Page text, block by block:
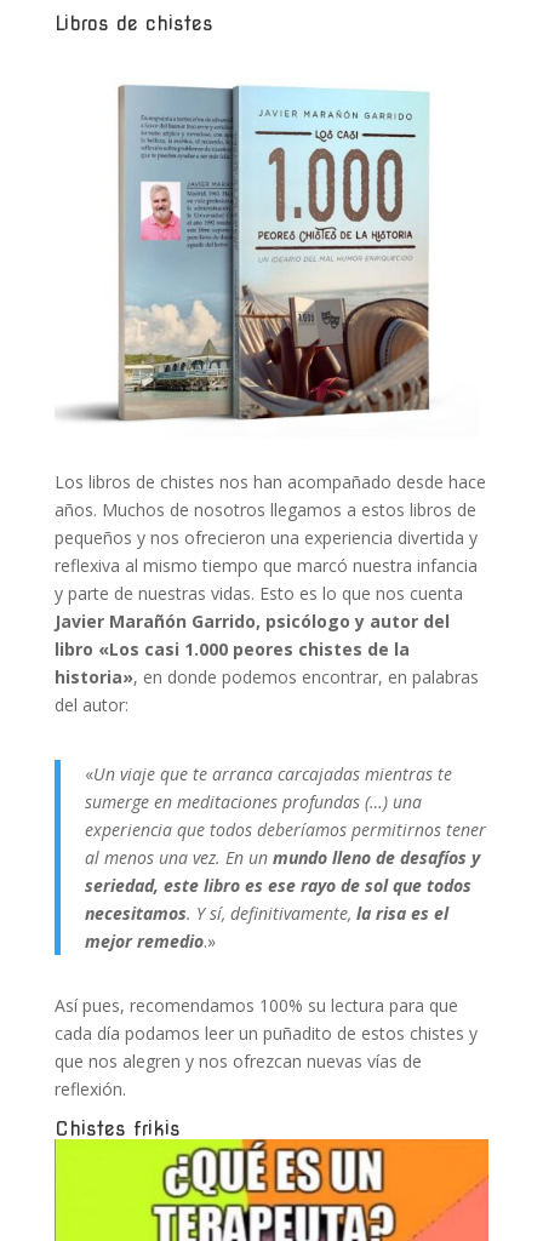
Libros de chistes
Los libros de chistes nos han acompañado desde hace
años. Muchos de nosotros llegamos a estos libros de
pequeños y nos ofrecieron una experiencia divertida y
reflexiva al mismo tiempo que marcó nuestra infancia
y parte de nuestras vidas. Esto es lo que nos cuenta
Javier Marañón Garrido, psicólogo y autor del
libro «Los casi 1.000 peores chistes de la
historia», en donde podemos encontrar, en palabras
del autor:
«Un viaje que te arranca carcajadas mientras te
sumerge en meditaciones profundas (…) una
experiencia que todos deberíamos permitirnos tener
al menos una vez. En un mundo lleno de desafíos y
seriedad, este libro es ese rayo de sol que todos
necesitamos. Y sí, definitivamente, la risa es el
mejor remedio.»
Así pues, recomendamos 100% su lectura para que
cada día podamos leer un puñadito de estos chistes y
que nos alegren y nos ofrezcan nuevas vías de
reflexión.
Chistes frikis